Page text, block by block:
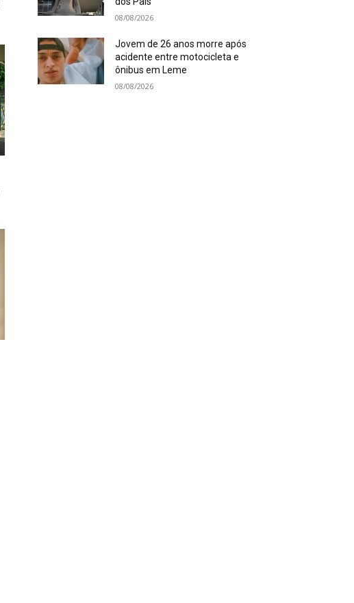
08/08/2026
Jovem de 26 anos morre após
acidente entre motocicleta e
ônibus em Leme
08/08/2026